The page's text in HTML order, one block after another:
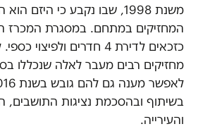
משנת 1998, שבו נקבע כי היזם
כזכאים לדירת 4 חדרים
מחזיקים רבים מעבר לאלה שנכללו
בשיתוף ובהסכמת נציגות התושבים,
והעירייה.